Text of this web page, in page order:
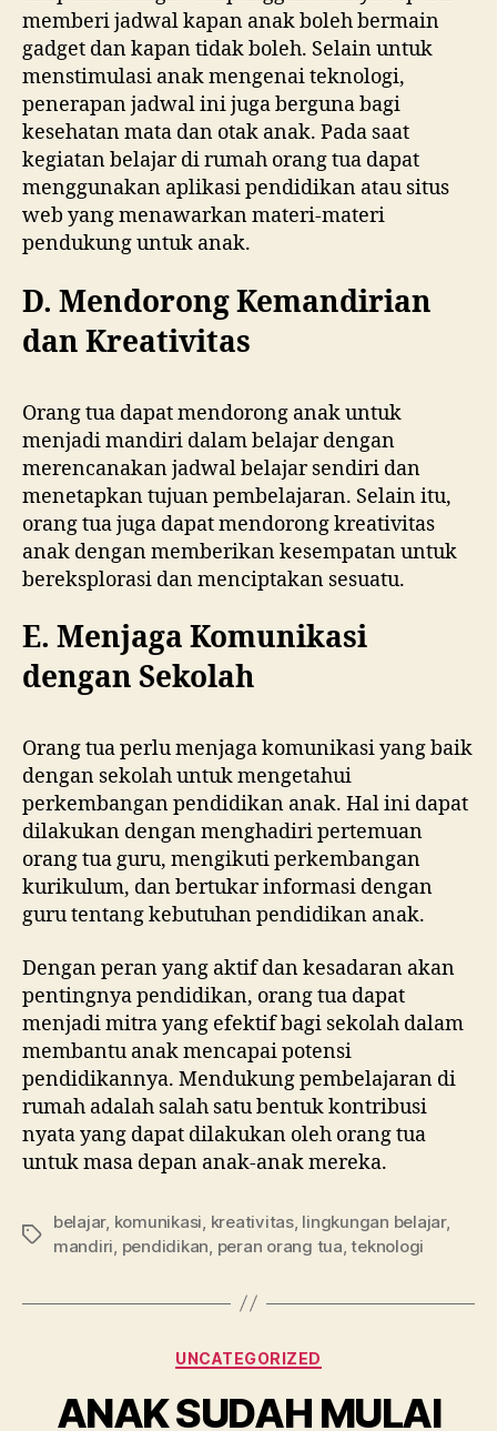
memberi jadwal kapan anak boleh bermain
gadget dan kapan tidak boleh. Selain untuk
menstimulasi anak mengenai teknologi,
penerapan jadwal ini juga berguna bagi
kesehatan mata dan otak anak. Pada saat
kegiatan belajar di rumah orang tua dapat
menggunakan aplikasi pendidikan atau situs
web yang menawarkan materi-materi
pendukung untuk anak.
D. Mendorong Kemandirian
dan Kreativitas
Orang tua dapat mendorong anak untuk
menjadi mandiri dalam belajar dengan
merencanakan jadwal belajar sendiri dan
menetapkan tujuan pembelajaran. Selain itu,
orang tua juga dapat mendorong kreativitas
anak dengan memberikan kesempatan untuk
bereksplorasi dan menciptakan sesuatu.
E. Menjaga Komunikasi
dengan Sekolah
Orang tua perlu menjaga komunikasi yang baik
dengan sekolah untuk mengetahui
perkembangan pendidikan anak. Hal ini dapat
dilakukan dengan menghadiri pertemuan
orang tua guru, mengikuti perkembangan
kurikulum, dan bertukar informasi dengan
guru tentang kebutuhan pendidikan anak.
Dengan peran yang aktif dan kesadaran akan
pentingnya pendidikan, orang tua dapat
menjadi mitra yang efektif bagi sekolah dalam
membantu anak mencapai potensi
pendidikannya. Mendukung pembelajaran di
rumah adalah salah satu bentuk kontribusi
nyata yang dapat dilakukan oleh orang tua
untuk masa depan anak-anak mereka.
belajar, komunikasi kreativitas, lingkungan belajar,
mandiri pendidikan peran orang tua ,teknologi
UNCATEGORIZED
ANAK SUDAH MULAI